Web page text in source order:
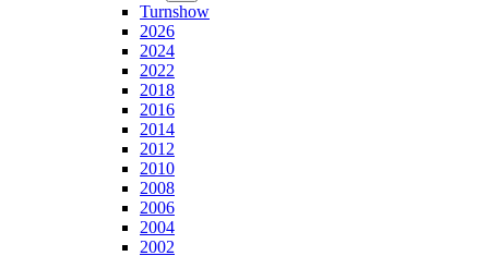
Turnshow
2026
2024
2022
2018
2016
2014
2012
2010
2008
2006
2004
2002